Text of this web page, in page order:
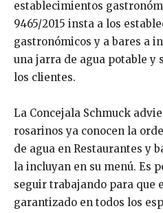
establecimientos
9465/2015 insta a los
gastronómicos y a bares a
una jarra de agua potable y
los clientes.
La Concejala Schmuck
rosarinos ya conocen la
de agua en Restaurantes y
la incluyan en su menú. Es
seguir trabajando para que
garantizado en todos los